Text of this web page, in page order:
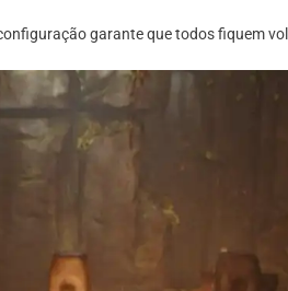
garante que todos fiquem